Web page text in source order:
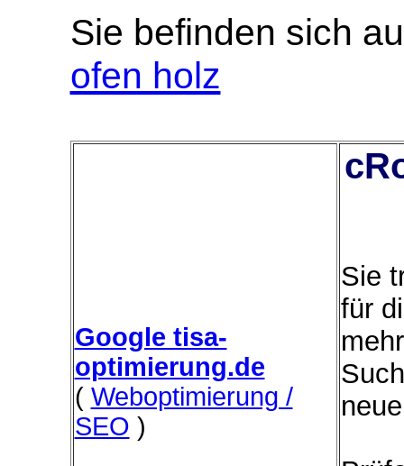
Sie befinden sich
ofen holz
Google tisa-
optimierung.de
( Weboptimierung /
SEO )
Sie
für